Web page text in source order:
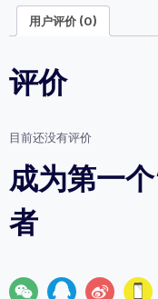
用户评价 (0)
评价
目前还没有评价
成为第一
者